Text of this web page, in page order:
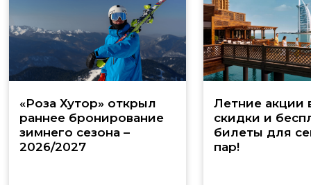
«Роза Хутор» открыл
раннее бронирование
зимнего сезона –
2026/2027
Летние акции
скидки и
билеты для
пар!